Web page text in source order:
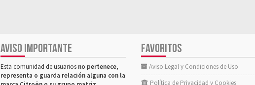
AVISO IMPORTANTE
Esta comunidad de usuarios no pertenece,
representa o guarda relación alguna con la
FAVORITOS
Aviso Legal y Condiciones de Uso
Política de Privacidad y Cookies